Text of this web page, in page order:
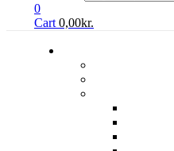
0
Cart 0,00kr.